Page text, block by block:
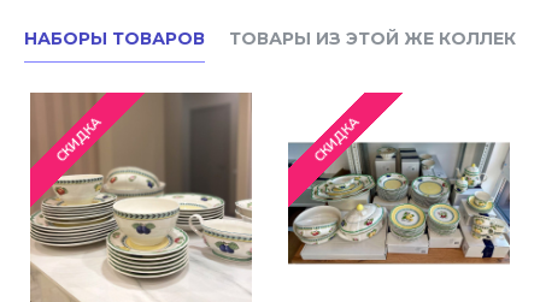
НАБОРЫ ТОВАРОВ ТОВАРЫ ИЗ ЭТОЙ ЖЕ
СКИДКА СКИДКА